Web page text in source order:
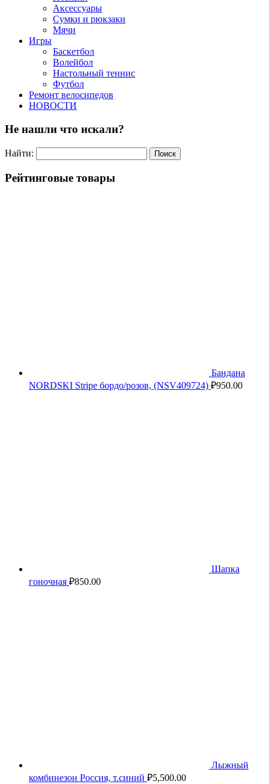
Аксессуары
Сумки и рюкзаки
Мячи
Игры
Баскетбол
Волейбол
Настольный теннис
Футбол
Ремонт велосипедов
НОВОСТИ
Не нашли что искали?
Найти:
Рейтинговые товары
Бандана
NORDSKI Stripe бордо/розов, (NSV409724) ₽950.00
Шапка
гоночная ₽850.00
Лыжный
комбинезон Россия, т.синий ₽5,500.00